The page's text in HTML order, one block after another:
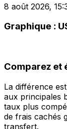
8 août 2026,
Graphique :
Comparez et
La différence
aux principales
taux plus
de frais cachés
transfert.